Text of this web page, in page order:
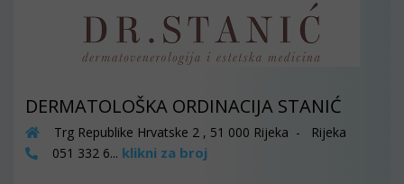
DERMATOLOŠKA ORDINACIJA STANIĆ
Trg Republike Hrvatske 2 , 51 000 Rijeka - Rijeka
051 332 6... klikni za broj